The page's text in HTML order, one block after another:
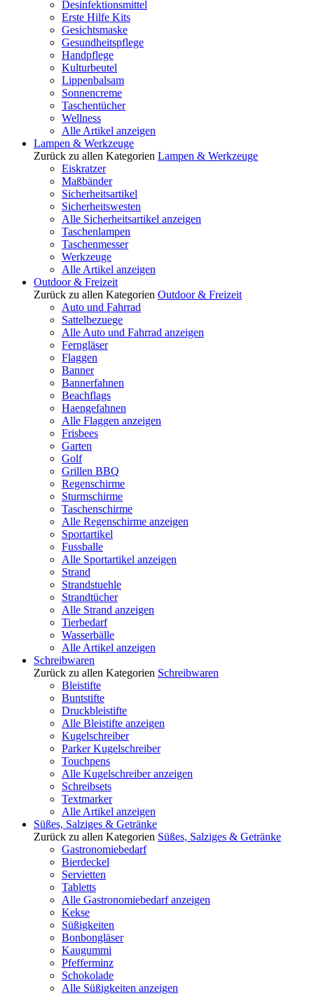
Desinfektionsmittel
Erste Hilfe Kits
Gesichtsmaske
Gesundheitspflege
Handpflege
Kulturbeutel
Lippenbalsam
Sonnencreme
Taschentücher
Wellness
Alle Artikel anzeigen
Lampen & Werkzeuge
Zurück zu allen Kategorien Lampen & Werkzeuge
Eiskratzer
Maßbänder
Sicherheitsartikel
Sicherheitswesten
Alle Sicherheitsartikel anzeigen
Taschenlampen
Taschenmesser
Werkzeuge
Alle Artikel anzeigen
Outdoor & Freizeit
Zurück zu allen Kategorien Outdoor & Freizeit
Auto und Fahrrad
Sattelbezuege
Alle Auto und Fahrrad anzeigen
Ferngläser
Flaggen
Banner
Bannerfahnen
Beachflags
Haengefahnen
Alle Flaggen anzeigen
Frisbees
Garten
Golf
Grillen BBQ
Regenschirme
Sturmschirme
Taschenschirme
Alle Regenschirme anzeigen
Sportartikel
Fussballe
Alle Sportartikel anzeigen
Strand
Strandstuehle
Strandtücher
Alle Strand anzeigen
Tierbedarf
Wasserbälle
Alle Artikel anzeigen
Schreibwaren
Zurück zu allen Kategorien Schreibwaren
Bleistifte
Buntstifte
Druckbleistifte
Alle Bleistifte anzeigen
Kugelschreiber
Parker Kugelschreiber
Touchpens
Alle Kugelschreiber anzeigen
Schreibsets
Textmarker
Alle Artikel anzeigen
Süßes, Salziges & Getränke
Zurück zu allen Kategorien Süßes, Salziges & Getränke
Gastronomiebedarf
Bierdeckel
Servietten
Tabletts
Alle Gastronomiebedarf anzeigen
Kekse
Süßigkeiten
Bonbongläser
Kaugummi
Pfefferminz
Schokolade
Alle Süßigkeiten anzeigen